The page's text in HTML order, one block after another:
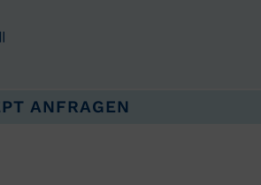
ANFRAGEN